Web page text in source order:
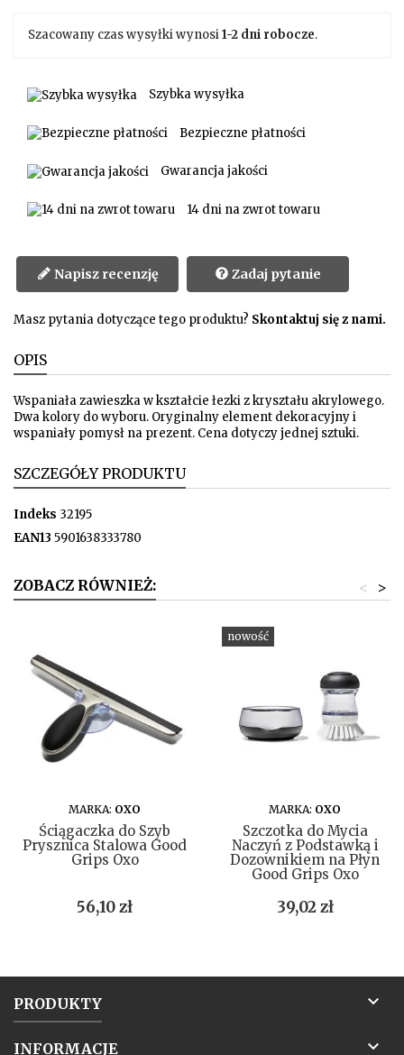
Szacowany czas wysyłki wynosi1-2 dni robocze.
Szybka wysyłka
Bezpieczne płatności
Gwarancja jakości
14 dni na zwrot towaru
Napisz recenzję Zadaj pytanie
Masz pytania dotyczące tego produktu? Skontaktuj się z nami.
OPIS
Wspaniała zawieszka w kształcie łezki z kryształu akrylowego.
Dwa kolory do wyboru. Oryginalny element dekoracyjny i
wspaniały pomysł na prezent. Cena dotyczy jednej sztuki.
SZCZEGÓŁY PRODUKTU
Indeks 32195
EAN13 5901638333780
ZOBACZ RÓWNIEŻ: >
<
DO KOSZYKA
MARKA: OXO
Ściągaczka do Szyb
Prysznica Stalowa Good
Grips Oxo
Cena
56,10 zł
nowość
DO KOSZYKA
MARKA: OXO
Szczotka do Mycia
Naczyń z Podstawką i
Dozownikiem na Płyn
Good Grips Oxo
Cena
39,02 zł
PRODUKTY 
INFORMACJE 